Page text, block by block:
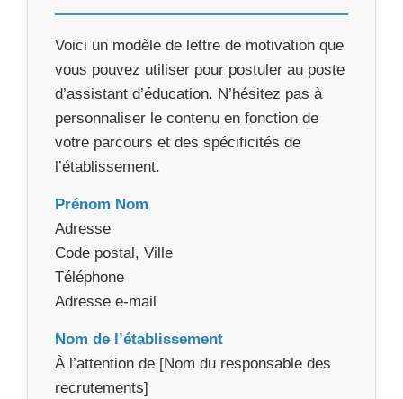
Voici un modèle de lettre de motivation que
vous pouvez utiliser pour postuler au poste
d’assistant d’éducation. N’hésitez pas à
personnaliser le contenu en fonction de
votre parcours et des spécificités de
l’établissement.
Prénom Nom
Adresse
Code postal, Ville
Téléphone
Adresse e-mail
Nom de l’établissement
À l’attention de [Nom du responsable des
recrutements]